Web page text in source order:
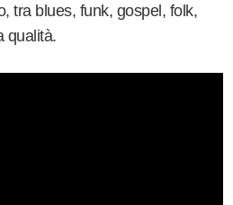
tra blues, funk, gospel, folk,
qualità.